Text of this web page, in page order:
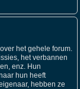
het gehele forum.
het verbannen
enz. Hun
hun heeft
hebben ze